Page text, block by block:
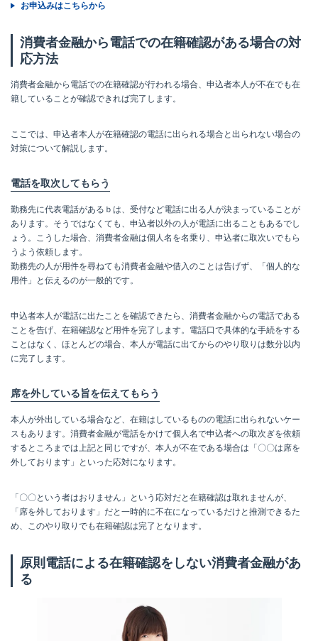
お申込みはこちらから
消費者金融から電話での在籍確認がある場合の対
応方法
消費者金融から電話での在籍確認が行われる場合、申込者本人が不在でも在
籍していることが確認できれば完了します。
ここでは、申込者本人が在籍確認の電話に出られる場合と出られない場合の
対策について解説します。
電話を取次してもらう
勤務先に代表電話があるｂは、受付など電話に出る人が決まっていることが
あります。そうではなくても、申込者以外の人が電話に出ることもあるでし
ょう。こうした場合、消費者金融は個人名を名乗り、申込者に取次いでもら
うよう依頼します。
勤務先の人が用件を尋ねても消費者金融や借入のことは告げず、「個人的な
用件」と伝えるのが一般的です。
申込者本人が電話に出たことを確認できたら、消費者金融からの電話である
ことを告げ、在籍確認など用件を完了します。電話口で具体的な手続をする
ことはなく、ほとんどの場合、本人が電話に出てからのやり取りは数分以内
に完了します。
席を外している旨を伝えてもらう
本人が外出している場合など、在籍はしているものの電話に出られないケー
スもあります。消費者金融が電話をかけて個人名で申込者への取次ぎを依頼
するところまでは上記と同じですが、本人が不在である場合は「〇〇は席を
外しております」といった応対になります。
「〇〇という者はおりません」という応対だと在籍確認は取れませんが、
「席を外しております」だと一時的に不在になっているだけと推測できるた
め、このやり取りでも在籍確認は完了となります。
原則電話による在籍確認をしない消費者金融があ
る